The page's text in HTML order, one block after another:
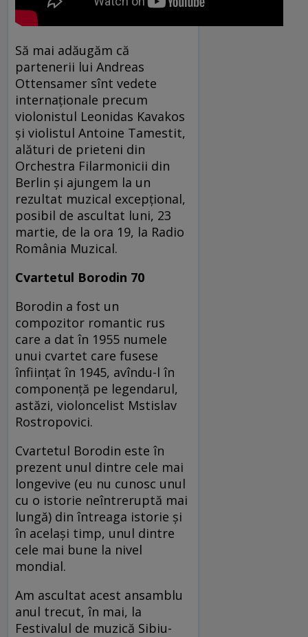
Să mai adăugăm că
partenerii lui Andreas
Ottensamer sînt vedete
internaționale precum
violonistul Leonidas Kavakos
și violistul Antoine Tamestit,
alături de prieteni din
Orchestra Filarmonicii din
Berlin și ajungem la un
rezultat muzical excepțional,
posibil de ascultat luni, 23
martie, de la ora 19, la Radio
România Muzical.
Cvartetul Borodin 70
Borodin a fost un
compozitor romantic rus
care a dat în 1955 numele
unui cvartet care fusese
înființat în 1945, avîndu-l în
componență pe legendarul,
astăzi, violoncelist Mstislav
Rostropovici.
Cvartetul Borodin este în
prezent unul dintre cele mai
longevive (eu nu cunosc unul
cu o istorie neîntreruptă mai
lungă) din întreaga istorie și
în același timp, unul dintre
cele mai bune la nivel
mondial.
Am ascultat acest ansamblu
anul trecut, în mai, la
Festivalul de muzică Sibiu-